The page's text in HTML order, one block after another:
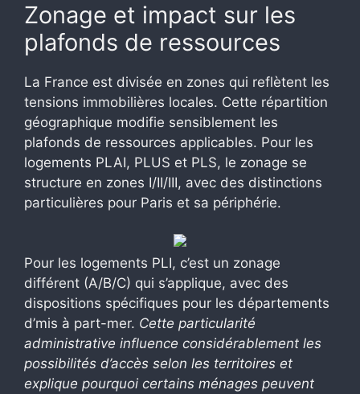
Zonage et impact sur les
plafonds de ressources
La France est divisée en zones qui reflètent les
tensions immobilières locales. Cette répartition
géographique modifie sensiblement les
plafonds de ressources applicables. Pour les
logements PLAI, PLUS et PLS, le zonage se
structure en zones I/II/III, avec des distinctions
particulières pour Paris et sa périphérie.
Pour les logements PLI, c’est un zonage
différent (A/B/C) qui s’applique, avec des
dispositions spécifiques pour les départements
d’mis à part-mer. Cette particularité
administrative influence considérablement les
possibilités d’accès selon les territoires et
explique pourquoi certains ménages peuvent